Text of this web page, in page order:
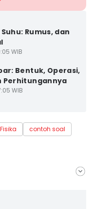
Rumus, dan
WIB
Bentuk, Operasi,
Perhitungannya
WIB
Fisika
contoh soal